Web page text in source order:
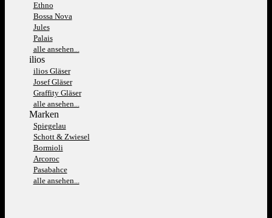
Ethno
Bossa Nova
Jules
Palais
alle ansehen...
ilios
ilios Gläser
Josef Gläser
Graffity Gläser
alle ansehen...
Marken
Spiegelau
Schott & Zwiesel
Bormioli
Arcoroc
Pasabahce
alle ansehen...